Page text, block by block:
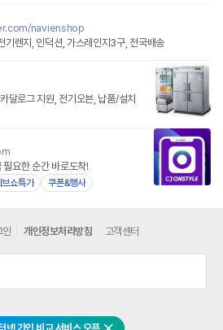
navienshop
기렌지, 인덕션, 가스레인지3구, 전국배송
달로그 지원, 전기오븐, 납품/설치
필요한 순간 바로도착!
브쇼특가 쿠폰&행사
인 개인정보처리방침 고객센터